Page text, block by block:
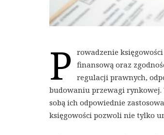
P
rowadzenie
finansową oraz
regulacji prawnych,
budowaniu przewagi rynkowej.
sobą ich odpowiednie
księgowości pozwoli nie tylko